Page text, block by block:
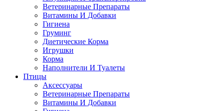
Ветеринарные Препараты
Витамины И Добавки
Гигиена
Груминг
Диетические Корма
Игрушки
Корма
Наполнители И Туалеты
Птицы
Аксессуары
Ветеринарные Препараты
Витамины И Добавки